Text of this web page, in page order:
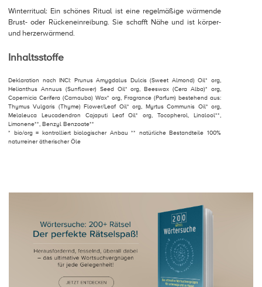
Winterritual: Ein schönes Ritual ist eine regelmäßige wärmende
Brust- oder Rückeneinreibung. Sie schafft Nähe und ist körper-
und herzerwärmend.
Inhaltsstoffe
Deklaration nach INCI: Prunus Amygdalus Dulcis (Sweet Almond) Oil* org,
Helianthus Annuus (Sunflower) Seed Oil* org, Beeswax (Cera Alba)* org,
Copernicia Cerifera (Carnauba) Wax* org, Fragrance (Parfum) bestehend aus:
Thymus Vulgaris (Thyme) Flower/Leaf Oil* org, Myrtus Communis Oil* org,
Melaleuca Leucadendron Cajaputi Leaf Oil* org, Tocopherol, Linalool**,
Limonene**, Benzyl Benzoate**
* bio/org = kontrolliert biologischer Anbau ** natürliche Bestandteile 100%
naturreiner ätherischer Öle